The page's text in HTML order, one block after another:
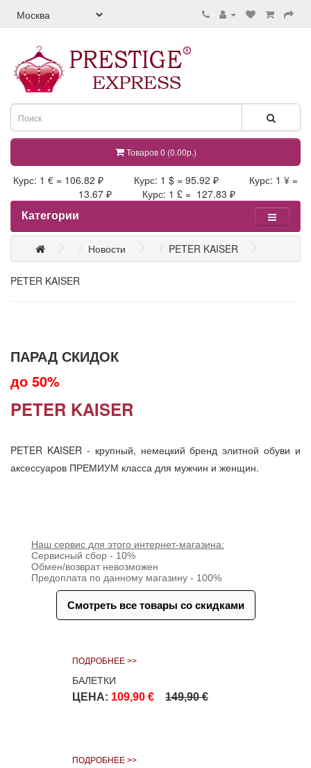
Товаров 0 (0.00р.)
Курс: 1 € = 106.82 ₽ Курс: 1 $ = 95.92 ₽ Курс: 1 ¥ =
13.67 ₽ Курс: 1 £ = 127.83 ₽
Категории
Новости PETER KAISER
PETER KAISER
ПАРАД СКИДОК
до 50%
PETER KAISER
PETER KAISER - крупный, немецкий бренд элитной обуви и
аксессуаров ПРЕМИУМ класса для мужчин и женщин.
Наш сервис для этого интернет-магазина:
Сервисный сбор - 10%
Обмен/возврат невозможен
Предоплата по данному магазину - 100%
Смотреть все товары со скидками
ПОДРОБНЕЕ >>
БАЛЕТКИ
ЦЕНА: 109,90 € 149,90 €
ПОДРОБНЕЕ >>